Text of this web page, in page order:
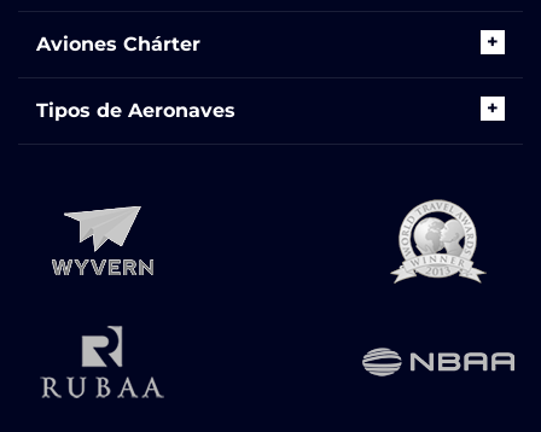
Aviones Chárter
Tipos de Aeronaves